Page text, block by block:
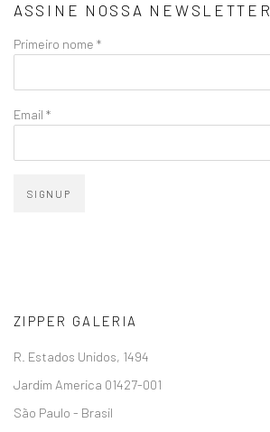
ASSINE NOSSA NEWSLETTER
Primeiro nome *
Email *
SIGNUP
ZIPPER GALERIA
R. Estados Unidos, 1494
Jardim America 01427-001
São Paulo - Brasil